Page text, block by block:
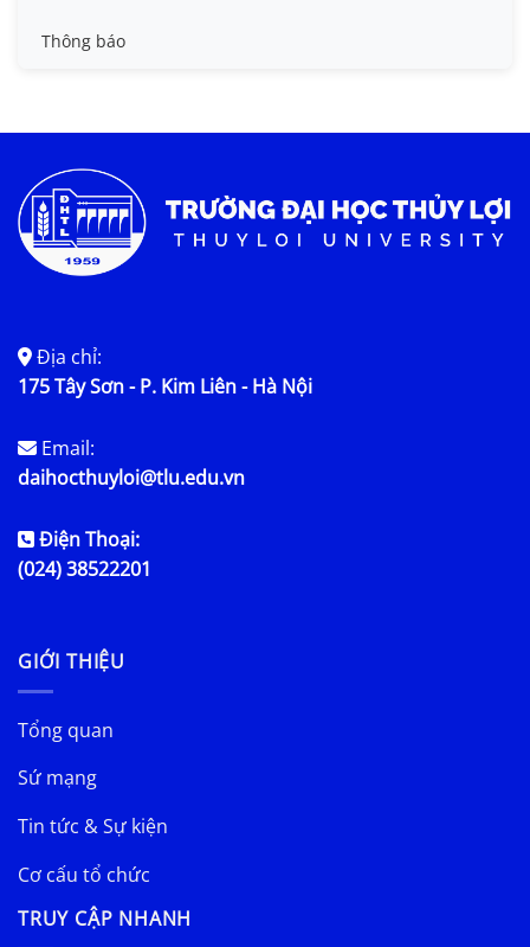
Tin đào tạo
Tin tức chung
Thông báo
Địa chỉ:
175 Tây Sơn - P. Kim Liên - Hà Nội
Email:
daihocthuyloi@tlu.edu.vn
Điện Thoại:
(024) 38522201
GIỚI THIỆU
Tổng quan
Sứ mạng
Tin tức & Sự kiện
Cơ cấu tổ chức
TRUY CẬP NHANH